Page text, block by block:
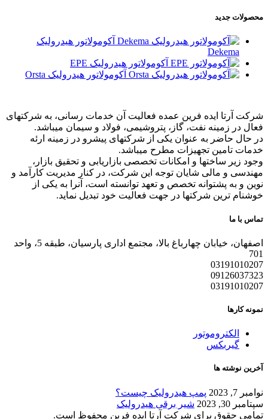
محصولات جدید
آکومولاتور هیدرولیک
Dekema
آکومولاتور هیدرولیک EPE
آکومولاتور هیدرولیک Orsta
شرکت آرتا ایده فرین عمده فعالیت آن خدمات رسانی، به شرکتهای
فعال در زمینه نفت، گاز، پتروشیمی، فولاد و سیمان میباشد.
در حال حاضر به عنوان یکی از شرکتهای پیشرو در زمینه ارئه
خدمات تامین تجهیزات مطرح میباشد.
وجود زیر ساختها و امکانات تخصصی بازاریابی و تحقیق بازار،
مهندسی و مالی شایان توجه این شرکت، در کنار مدیریت کارآمد و
نوین و به پشتوانه تخصص و تعهد توانسته است، آنرا به یکی از
خوشنام ترین شرکتها در جهت فعالیت خود تبدیل نماید.
تماس با ما
اصفهان، خیابان چهارباغ بالا، مجتمع اداری پارسیان، طبقه 5، واحد
701
03191010207
09126037323
03191010207
نمونه کارها
الکتروموتور
گیربکس
آخرین نوشته ها
نوامبر 7, 2023
پمپ هیدرولیک چیست؟
سپتامبر 30, 2023
شیر برقی هیدرولیک
تمامی حقوق برای شرکت آرتا ایده فرین محفوظ است.